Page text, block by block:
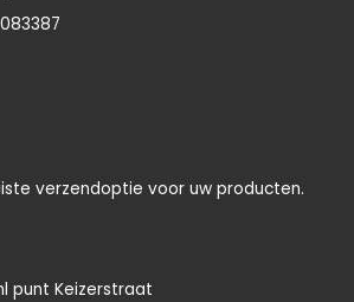
verzendoptie voor uw producten.
punt Keizerstraat